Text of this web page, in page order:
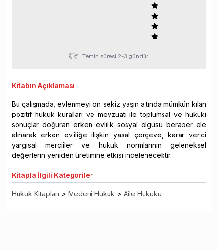
Temin süresi 2-3 gündür.
Kitabın Açıklaması
Bu çalışmada, evlenmeyi on sekiz yaşın altında mümkün kılan
pozitif hukuk kuralları ve mevzuatı ile toplumsal ve hukuki
sonuçlar doğuran erken evlilik sosyal olgusu beraber ele
alınarak erken evliliğe ilişkin yasal çerçeve, karar verici
yargısal merciiler ve hukuk normlarının geleneksel
değerlerin yeniden üretimine etkisi incelenecektir.
Kitapla İlgili Kategoriler
Hukuk Kitapları > Medeni Hukuk > Aile Hukuku